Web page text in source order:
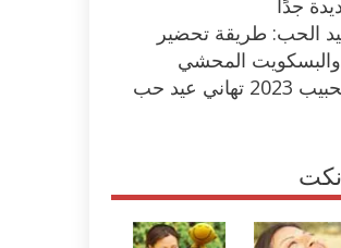
جدًا
الحب: طريقة تحضير
والبسكويت المحشي
رسائل الفلانتين للحبيب 2023 تهاني عيد حب